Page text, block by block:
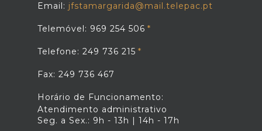
Email: jfstamargarida@mail.telepac.pt
Telemóvel: 969 254 506
Telefone: 249 736 215
Fax: 249 736 467
Horário de Funcionamento:
Atendimento administrativo
Seg. a Sex.: 9h - 13h | 14h - 17h